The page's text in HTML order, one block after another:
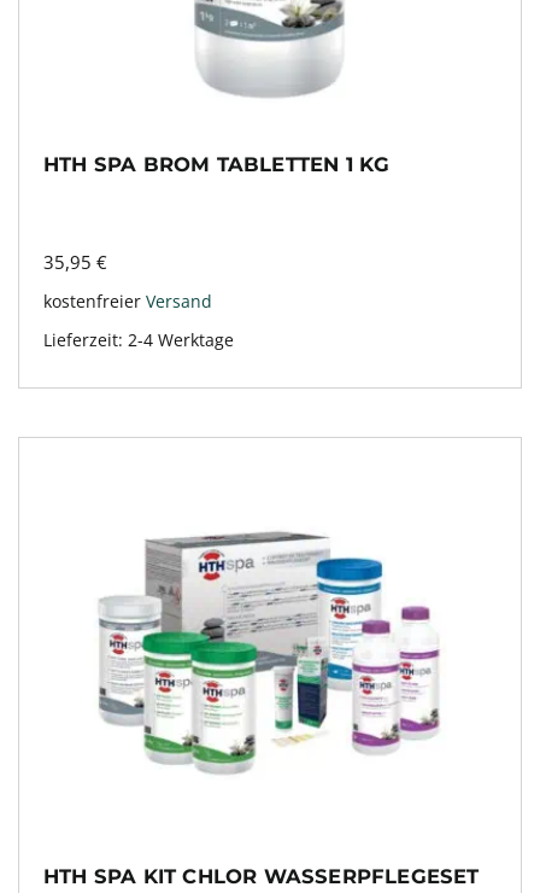
HTH SPA BROM TABLETTEN 1 KG
35,95 €
kostenfreier Versand
Lieferzeit: 2-4 Werktage
HTH SPA KIT CHLOR WASSERPFLEGESET